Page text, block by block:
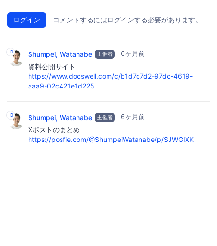
ログイン コメントするにはログインする必要があります。
Shumpei, Watanabe 主催者
6ヶ月前
資料公開サイト
https://www.docswell.com/c/b1d7c7d2-97dc-4619-
aaa9-02c421e1d225
Shumpei, Watanabe 主催者
6ヶ月前
Xポストのまとめ
https://posfie.com/@ShumpeiWatanabe/p/SJWGIXK